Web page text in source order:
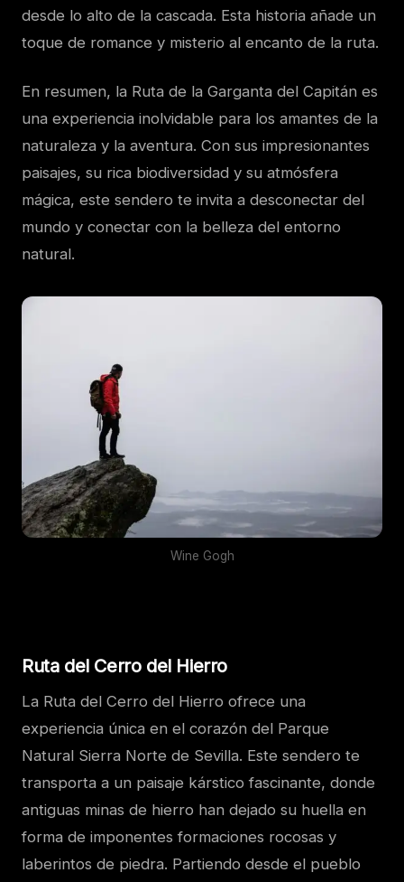
desde lo alto de la cascada. Esta historia añade un
toque de romance y misterio al encanto de la ruta.
En resumen, la Ruta de la Garganta del Capitán es
una experiencia inolvidable para los amantes de la
naturaleza y la aventura. Con sus impresionantes
paisajes, su rica biodiversidad y su atmósfera
mágica, este sendero te invita a desconectar del
mundo y conectar con la belleza del entorno
natural.
Wine Gogh
Ruta del Cerro del Hierro
La Ruta del Cerro del Hierro ofrece una
experiencia única en el corazón del Parque
Natural Sierra Norte de Sevilla. Este sendero te
transporta a un paisaje kárstico fascinante, donde
antiguas minas de hierro han dejado su huella en
forma de imponentes formaciones rocosas y
laberintos de piedra. Partiendo desde el pueblo